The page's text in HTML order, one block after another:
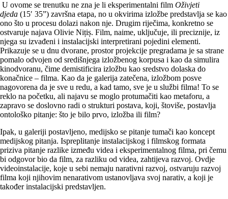
U ovome se trenutku ne zna je li eksperimentalni film Oživjeti
djeda (15′ 35”) završna etapa, no u okvirima izložbe predstavlja se kao
ono što u procesu dolazi nakon nje. Drugim riječima, konkretno se
ostvaruje najava Olivie Nițiș. Film, naime, uključuje, ili preciznije, iz
njega su izvađeni i instalacijski interpretirani pojedini elementi.
Prikazuje se u dnu dvorane, prostor projekcije pregradama je sa strane
pomalo odvojen od središnjega izložbenog korpusa i kao da simulira
kinodvoranu, čime demistificira izložbu kao sredstvo dolaska do
konačnice – filma. Kao da je galerija zatečena, izložbom posve
nagovorena da je sve u redu, a kad tamo, sve je u službi filma! To se
reklo na početku, ali najavu se moglo protumačiti kao metaforu, a
zapravo se doslovno radi o strukturi postava, koji, štoviše, postavlja
ontološko pitanje: što je bilo prvo, izložba ili film?
Ipak, u galeriji postavljeno, medijsko se pitanje tumači kao koncept
medijskog pitanja. Ispreplitanje instalacijskog i filmskog formata
priziva pitanje razlike između videa i eksperimentalnog filma, pri čemu
bi odgovor bio da film, za razliku od videa, zahtijeva razvoj. Ovdje
videoinstalacije, koje u sebi nemaju narativni razvoj, ostvaruju razvoj
filma koji njihovim nenarativom ustanovljava svoj narativ, a koji je
također instalacijski predstavljen.